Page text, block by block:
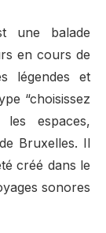
une balade
en cours de
légendes et
“choisissez
espaces,
Bruxelles. Il
créé dans le
sonores